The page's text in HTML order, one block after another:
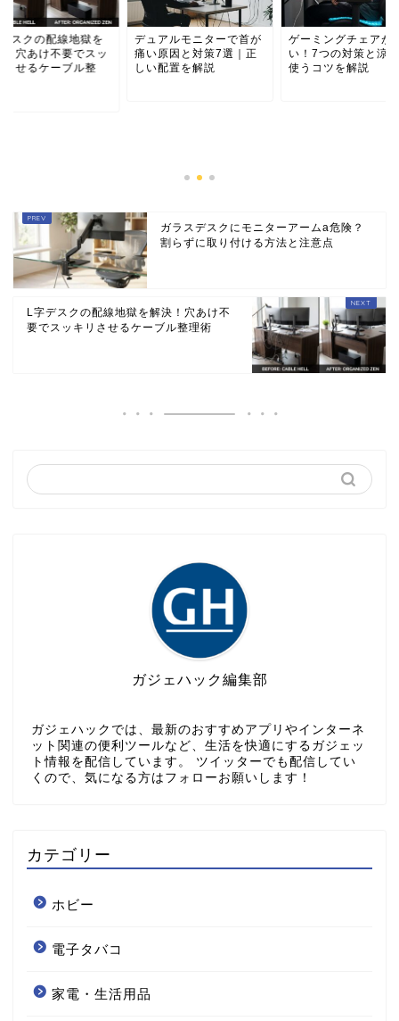
ュアルモニターで首が
い原因と対策7選｜正
い配置を解説
ゲーミングチェアが夏暑
い！7つの対策と涼しく
使うコツを解説
ガラスデスクにモニターアームa危険？
割らずに取り付ける方法と注意点
L字デスクの配線地獄を解決！穴あけ不
要でスッキリさせるケーブル整理術
ガジェハック編集部
ガジェハックでは、最新のおすすめアプリやインターネ
ット関連の便利ツールなど、生活を快適にするガジェッ
ト情報を配信しています。 ツイッターでも配信してい
くので、気になる方はフォローお願いします！
カテゴリー
ホビー
電子タバコ
家電・生活用品